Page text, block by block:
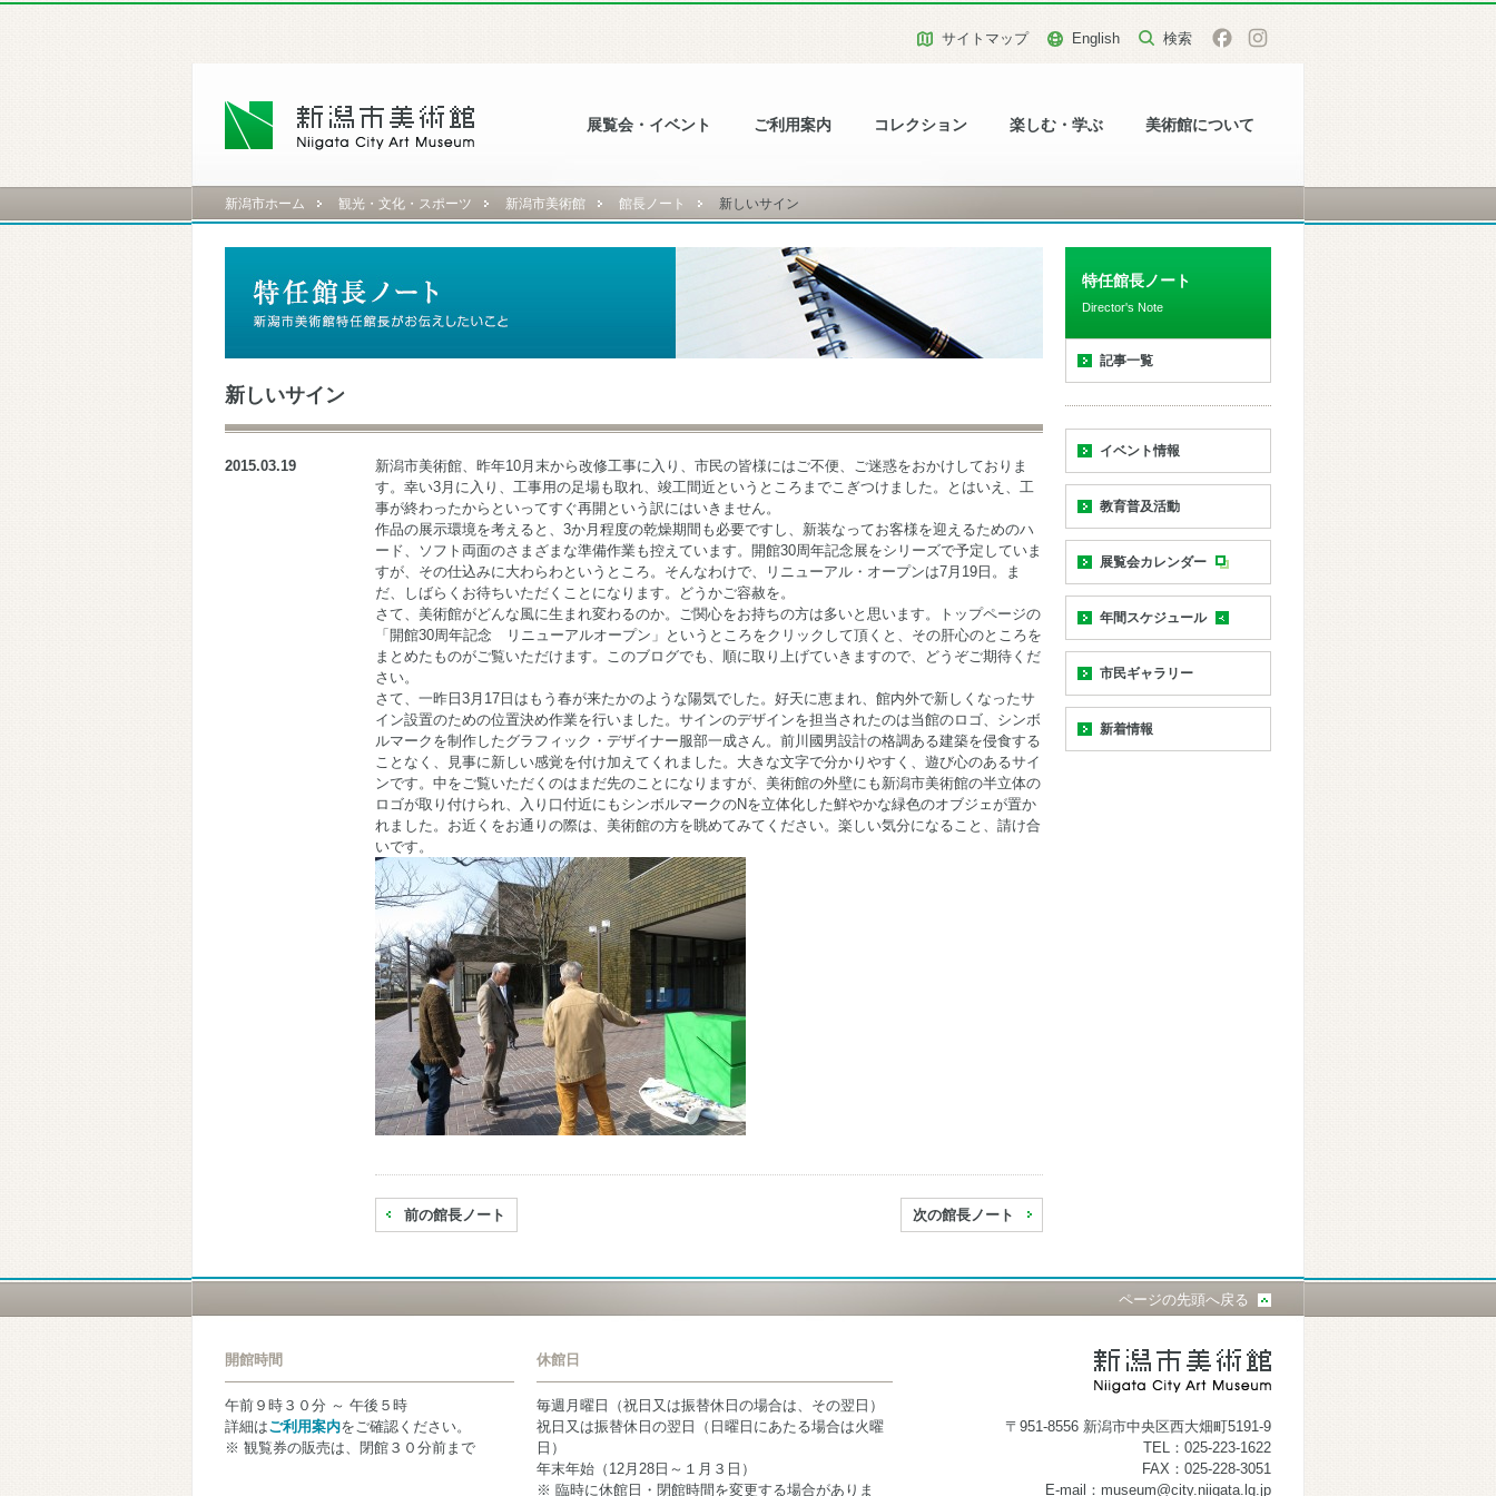
展覧会・イベント ご利用案内 コレクション 楽しむ・学ぶ 美術館について
サイトマップ English
新潟市ホーム 観光・文化・スポーツ 新潟市美術館 館長ノート 新しいサイン
新しいサイン
2015.03.19
新潟市美術館、昨年10月末から改修工事に入り、市民の皆様にはご不便、ご迷惑をおかけしておりま
す。幸い3月に入り、工事用の足場も取れ、竣工間近というところまでこぎつけました。とはいえ、工
事が終わったからといってすぐ再開という訳にはいきません。
作品の展示環境を考えると、3か月程度の乾燥期間も必要ですし、新装なってお客様を迎えるためのハ
ード、ソフト両面のさまざまな準備作業も控えています。開館30周年記念展をシリーズで予定していま
すが、その仕込みに大わらわというところ。そんなわけで、リニューアル・オープンは7月19日。ま
だ、しばらくお待ちいただくことになります。どうかご容赦を。
さて、美術館がどんな風に生まれ変わるのか。ご関心をお持ちの方は多いと思います。トップページの
「開館30周年記念 リニューアルオープン」というところをクリックして頂くと、その肝心のところを
まとめたものがご覧いただけます。このブログでも、順に取り上げていきますので、どうぞご期待くだ
さい。
さて、一昨日3月17日はもう春が来たかのような陽気でした。好天に恵まれ、館内外で新しくなったサ
イン設置のための位置決め作業を行いました。サインのデザインを担当されたのは当館のロゴ、シンボ
ルマークを制作したグラフィック・デザイナー服部一成さん。前川國男設計の格調ある建築を侵食する
ことなく、見事に新しい感覚を付け加えてくれました。大きな文字で分かりやすく、遊び心のあるサイ
ンです。中をご覧いただくのはまだ先のことになりますが、美術館の外壁にも新潟市美術館の半立体の
ロゴが取り付けられ、入り口付近にもシンボルマークのNを立体化した鮮やかな緑色のオブジェが置か
れました。お近くをお通りの際は、美術館の方を眺めてみてください。楽しい気分になること、請け合
いです。
前の館長ノート 次の館長ノート
特任館長ノート
Director's Note
記事一覧
イベント情報
教育普及活動
展覧会カレンダー
年間スケジュール
市民ギャラリー
新着情報
ページの先頭へ戻る
開館時間
午前９時３０分 ～ 午後５時
詳細はご利用案内をご確認ください。
※ 観覧券の販売は、閉館３０分前まで
休館日
毎週月曜日（祝日又は振替休日の場合は、その翌日）
祝日又は振替休日の翌日（日曜日にあたる場合は火曜
日）
年末年始（12月28日～１月３日）
※ 臨時に休館日・閉館時間を変更する場合がありま
〒951-8556 新潟市中央区西大畑町5191-9
TEL：025-223-1622
FAX：025-228-3051
E-mail：museum@city.niigata.lg.jp